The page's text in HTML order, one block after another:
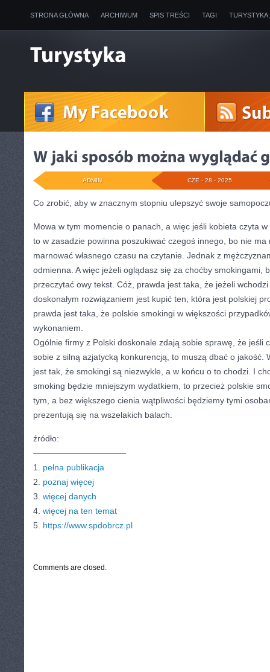
STRONA GŁÓWNA ARCHIWUM SPIS TREŚCI TAGI
CZE - 28 - 2025
ADMIN
Co zrobić, aby w znacznym stopniu ulepszyć swoje
Mowa w tym momencie o panach, a więc jeśli kobieta czyta
to w zasadzie powinna poszukiwać czegoś innego, bo nie ma
marnować własnego czasu na czytanie. Jednak z
odmienna. A więc jeżeli oglądasz się za choćby smokingami,
przeczytać owy tekst. Cóż, prawda jest taka, że jeżeli
doskonałym rozwiązaniem jest kupić ten, która jest polskiej
prawda jest taka, że polskie smokingi w większości
wykonaniem.
Ogólnie firmy z Polski doskonale zdają sobie sprawę, że jeśli
sobie z silną azjatycką konkurencją, to muszą dbać o jakość.
jest tak, że smokingi są niezwykle, a w końcu o to chodzi. I
smoking będzie mniejszym wydatkiem, to przecież polskie
tym, a bez większego cienia wątpliwości będziemy tymi
prezentują się na wszelakich balach.
źródło:
———————————
1. pełna publikacja
2. poznaj więcej
3. więcej danych
4. więcej na ten temat
5. https://www.spdobrcz.pl
Comments are closed.